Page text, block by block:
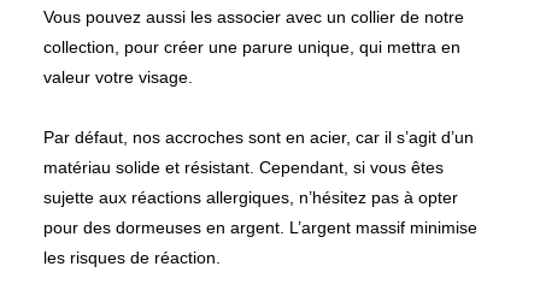
Vous pouvez aussi les associer avec un collier de notre
collection, pour créer une parure unique, qui mettra en
valeur votre visage.
Par défaut, nos accroches sont en acier, car il s’agit d’un
matériau solide et résistant. Cependant, si vous êtes
sujette aux réactions allergiques, n’hésitez pas à opter
pour des dormeuses en argent. L’argent massif minimise
les risques de réaction.